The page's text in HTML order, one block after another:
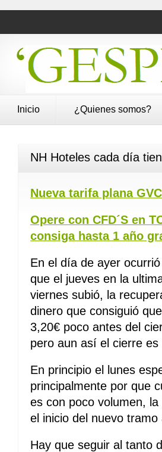
Inicio ¿Quienes somos?
NH Hoteles cada día
Nueva tarifa plana
Opere con CFD´S en
consiga hasta 1 año
En el día de ayer
que el jueves en la
viernes subió, la
dinero que consiguió
3,20€ poco antes del
pero aun así el cierre es
En principio el lunes
principalmente por que
es con poco volumen,
el inicio del nuevo
Hay que seguir al tanto